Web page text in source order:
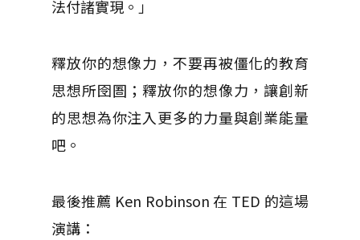
法付諸實現。」
釋放你的想像力，不要再被僵化的教育
思想所囹圄；釋放你的想像力，讓創新
的思想為你注入更多的力量與創業能量
吧。
最後推薦 Ken Robinson 在 TED 的這場
演講：